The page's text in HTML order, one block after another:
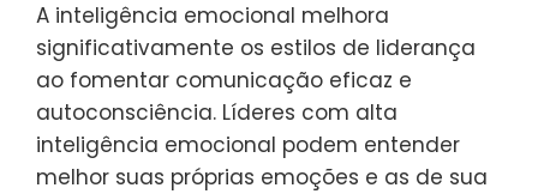
A inteligência emocional melhora
significativamente os estilos de liderança
ao fomentar comunicação eficaz e
autoconsciência. Líderes com alta
inteligência emocional podem entender
melhor suas próprias emoções e as de sua